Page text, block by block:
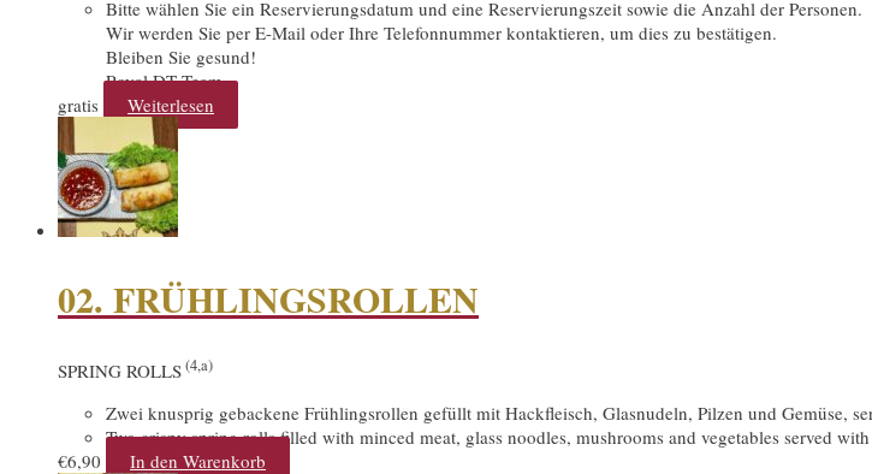
Bitte wählen Sie ein Reservierungsdatum und eine Reservierungszeit sowie die Anzahl der Personen.
Wir werden Sie per E-Mail oder Ihre Telefonnummer kontaktieren, um dies zu bestätigen.
Bleiben Sie gesund!
Royal DT Team
gratis
Weiterlesen
02. FRÜHLINGSROLLEN
SPRING ROLLS(4,a)
Zwei knusprig gebackene Frühlingsrollen gefüllt mit Hackfleisch, Glasnudeln, Pilzen und Gemüse,
Two crispy spring rolls filled with minced meat, glass noodles, mushrooms and vegetables served with
€6,90 In den Warenkorb